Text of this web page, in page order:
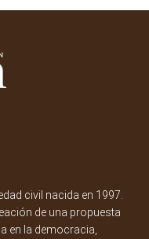
civil nacida en 1997.
de una propuesta
en la democracia,